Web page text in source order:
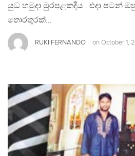
යුධ හමුදා මුරපළකදීය . එදා පටන්
තොරතුරක්…
RUKI FERNANDO on October 1,